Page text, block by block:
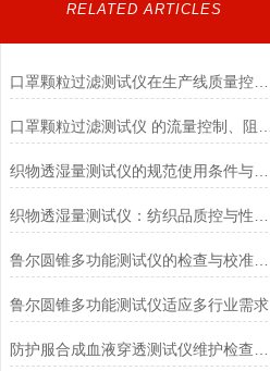
RELATED ARTICLES
口罩颗粒过滤测试仪在生产线质量控制与研发筛选中的实战价值
织物透湿量测试仪的规范使用条件与数据保障前提
鲁尔圆锥多功能测试仪的检查与校准流程
鲁尔圆锥多功能测试仪适应多行业需求